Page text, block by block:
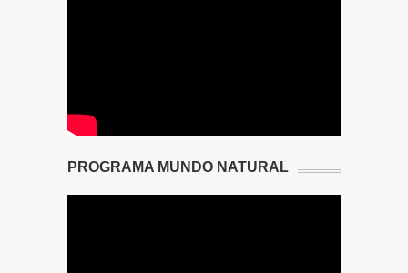
PROGRAMA MUNDO NATURAL